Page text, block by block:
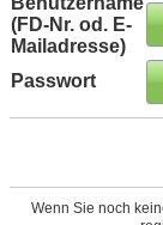
(FD-Nr. od. E-
Mailadresse)
Passwort
Wenn Sie noch